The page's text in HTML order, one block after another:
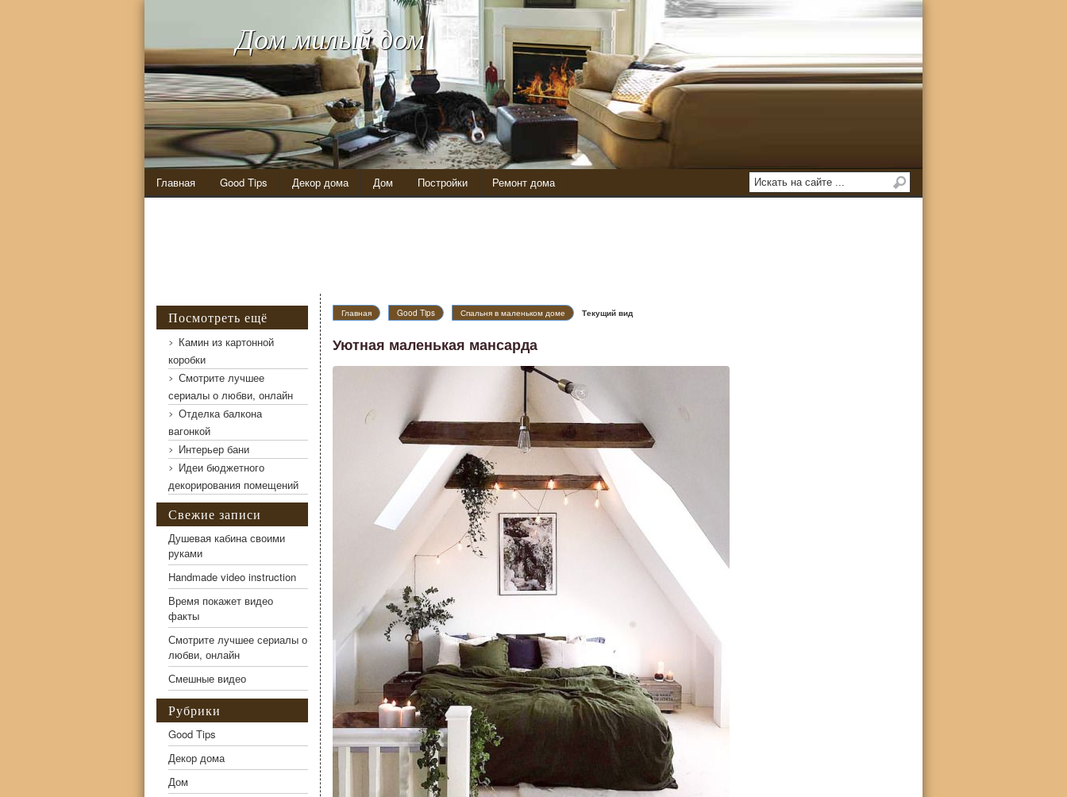
Дом милый дом
Главная Good Tips Декор дома Дом Постройки Ремонт дома
Главная Good Tips Спальня в маленьком доме Текущий вид
Уютная маленькая мансарда
Уютная маленькая мансарда
Посмотреть ещё
Камин из картонной
коробки
Смотрите лучшее
сериалы о любви, онлайн
Отделка балкона
вагонкой
Интерьер бани
Идеи бюджетного
декорирования помещений
Свежие записи
Душевая кабина своими
руками
Handmade video instruction
Время покажет видео
факты
Смотрите лучшее сериалы о
любви, онлайн
Смешные видео
Рубрики
Good Tips
Декор дома
Дом